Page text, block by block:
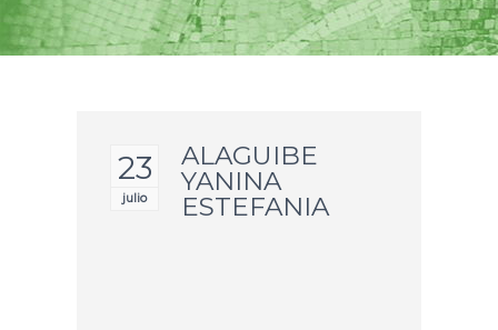
23
julio
ALAGUIBE
YANINA
ESTEFANIA